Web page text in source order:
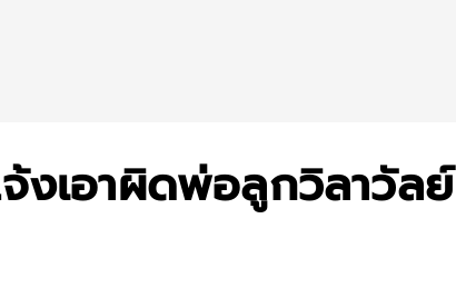
เอาผิดพ่อลูกวิลาวัลย์